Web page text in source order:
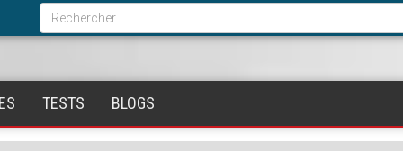
Formulaire
de
recherche
Rechercher
TESTS BLOGS